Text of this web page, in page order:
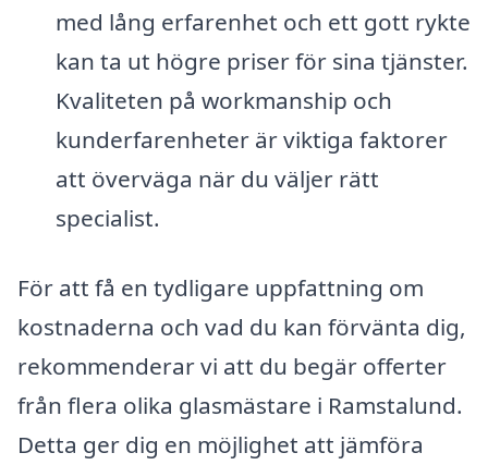
med lång erfarenhet och ett gott rykte
kan ta ut högre priser för sina tjänster.
Kvaliteten på workmanship och
kunderfarenheter är viktiga faktorer
att överväga när du väljer rätt
specialist.
För att få en tydligare uppfattning om
kostnaderna och vad du kan förvänta dig,
rekommenderar vi att du begär offerter
från flera olika glasmästare i Ramstalund.
Detta ger dig en möjlighet att jämföra